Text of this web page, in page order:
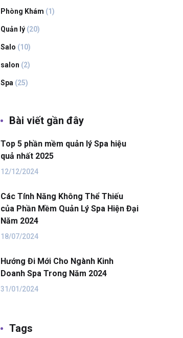
Phòng Khám (1)
Quản lý (20)
Salo (10)
salon (2)
Spa (25)
Bài viết gần đây
Top 5 phần mềm quản lý Spa hiệu
quả nhất 2025
12/12/2024
Các Tính Năng Không Thể Thiếu
của Phần Mềm Quản Lý Spa Hiện Đại
Năm 2024
18/07/2024
Hướng Đi Mới Cho Ngành Kinh
Doanh Spa Trong Năm 2024
31/01/2024
Tags